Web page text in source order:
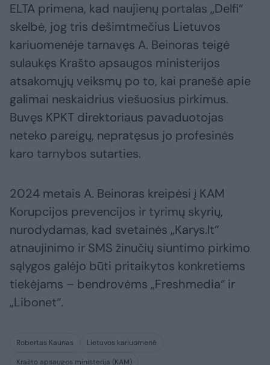
ELTA primena, kad naujienų portalas „Delfi“
skelbė, jog tris dešimtmečius Lietuvos
kariuomenėje tarnavęs A. Beinoras teigė
sulaukęs Krašto apsaugos ministerijos
atsakomųjų veiksmų po to, kai pranešė apie
galimai neskaidrius viešuosius pirkimus.
Buvęs KPKT direktoriaus pavaduotojas
neteko pareigų, nepratęsus jo profesinės
karo tarnybos sutarties.
2024 metais A. Beinoras kreipėsi į KAM
Korupcijos prevencijos ir tyrimų skyrių,
nurodydamas, kad svetainės „Karys.lt“
atnaujinimo ir SMS žinučių siuntimo pirkimo
sąlygos galėjo būti pritaikytos konkretiems
tiekėjams – bendrovėms „Freshmedia“ ir
„Libonet“.
Robertas Kaunas
Lietuvos kariuomenė
Krašto apsaugos ministerija (KAM)